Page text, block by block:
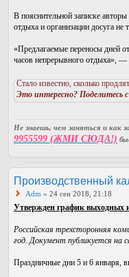
В пояснительной записке
отдыха и организации досуга не
«Предлагаемые переносы дней
часов непрерывного отдыха», —
Стало известно, сколько
Это интересно? Поделитесь
Не знаешь, чем заняться и как
9955599 (ЖМИ СЮДА!)
Производственный
Adm » 24 сен 2018, 21:18
Утвержден график выходных
Российская трехсторонняя
год. Документ публикуется на
Праздничные дни 5 и 6 января,